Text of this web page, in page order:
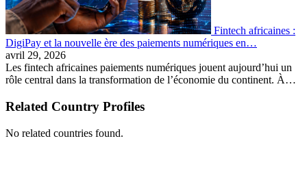
Fintech africaines :
DigiPay et la nouvelle ère des paiements numériques en…
avril 29, 2026
Les fintech africaines paiements numériques jouent aujourd’hui un
rôle central dans la transformation de l’économie du continent. À…
Related Country Profiles
No related countries found.